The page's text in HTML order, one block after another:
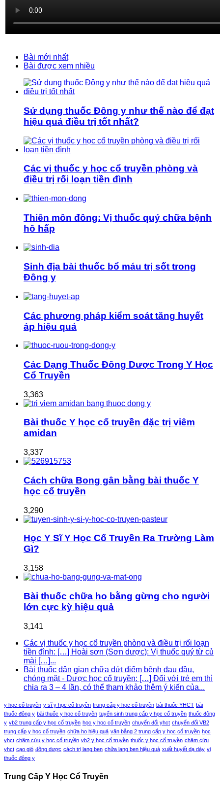
Bài mới nhất
Bài được xem nhiều
Sử dụng thuốc Đông y như thế nào để đạt
hiệu quả điều trị tốt nhất?
Các vị thuốc y học cổ truyền phòng và
điều trị rối loạn tiền đình
Thiên môn đông: Vị thuốc quý chữa bệnh
hô hấp
Sinh địa bài thuốc bổ máu trị sốt trong
Đông y
Các phương pháp kiểm soát tăng huyết
áp hiệu quả
Các Dạng Thuốc Đông Dược Trong Y Học
Cổ Truyền
3,363
Bài thuốc Y học cổ truyền đặc trị viêm
amidan
3,337
Cách chữa Bong gân bằng bài thuốc Y
học cổ truyền
3,290
Học Y Sĩ Y Học Cổ Truyền Ra Trường Làm
Gì?
3,158
Bài thuốc chữa ho bằng gừng cho người
lớn cực kỳ hiệu quả
3,141
Các vị thuốc y học cổ truyền phòng và điều trị rối loạn
tiền đình: […] Hoài sơn (Sơn dược): Vị thuốc quý từ củ
mài […]...
Bài thuốc dân gian chữa dứt điểm bệnh đau đầu,
chóng mặt - Dược học cổ truyền: […] Đối với trẻ em thì
chia ra 3 – 4 lần, có thể tham khảo thêm ý kiến của...
y học cổ truyền y sĩ y học cổ truyền trung cấp y học cổ truyền bài thuốc YHCT bài
thuốc đông y bài thuốc y học cổ truyền tuyển sinh trung cấp y học cổ truyền thuốc đông
y vb2 trung cấp y học cổ truyền học y học cổ truyền chuyển đổi yhct chuyển đổi VB2
trung cấp y học cổ truyền chữa ho hiệu quả văn bằng 2 trung cấp y học cổ truyền học
yhct châm cứu y học cổ truyền vb2 y học cổ truyền thuốc y học cổ truyền châm cứu
yhct cạo gió đông dược cách trị lang ben chữa lang ben hiệu quả xuất huyết dạ dày vị
thuốc đông y
Trung Cấp Y Học Cổ Truyền